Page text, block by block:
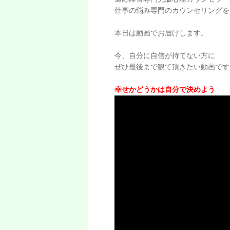
仕事の悩み専門のカウンセリングを
本日は動画でお届けします。
今、自分に自信が持てない方に
ぜひ最後まで観て頂きたい動画です
幸せかどうかは自分で決めよう